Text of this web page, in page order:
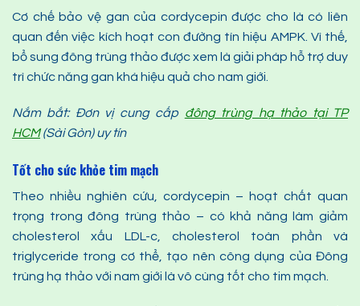
Cơ chế bảo vệ gan của cordycepin được cho là có liên
quan đến việc kích hoạt con đường tín hiệu AMPK. Vì thế,
bổ sung đông trùng thảo được xem là giải pháp hỗ trợ duy
trì chức năng gan khá hiệu quả cho nam giới.
Nắm bắt: Đơn vị cung cấp đông trùng hạ thảo tại TP
HCM(Sài Gòn) uy tín
Tốt cho sức khỏe tim mạch
Theo nhiều nghiên cứu, cordycepin – hoạt chất quan
trọng trong đông trùng thảo – có khả năng làm giảm
cholesterol xấu LDL-c, cholesterol toàn phần và
triglyceride trong cơ thể, tạo nên công dụng của Đông
trùng hạ thảo với nam giới là vô cùng tốt cho tim mạch.